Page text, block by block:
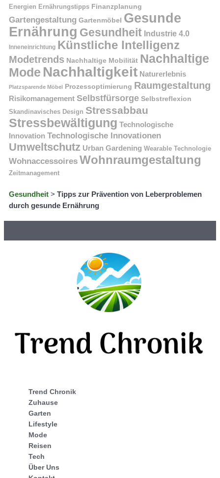
Energien Ernährungstipps Finanzplanung
Gartengestaltung Gartenmöbel Gesunde
Ernährung Gesundheit Industrie 4.0
Inneneinrichtung Künstliche Intelligenz
Modetrends Nachhaltige Mobilität Nachhaltige
Mode Nachhaltigkeit Naturerlebnis
Platzsparende Möbel Prozessoptimierung Raumgestaltung
Risikomanagement Selbstfürsorge Selbstreflexion
Skandinavisches Design Stressabbau
Stressbewältigung Technologische
Innovation Technologische Innovationen
Umweltschutz Urban Gardening Wearable Technologie
Wohnaccessoires Wohnraumgestaltung
Zeitmanagement
Gesundheit > Tipps zur Prävention von Leberproblemen
durch gesunde Ernährung
Trend Chronik
Zuhause
Garten
Lifestyle
Mode
Reisen
Tech
Über Uns